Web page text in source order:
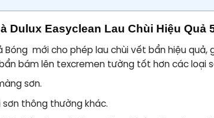
Dulux Easyclean Lau Chùi Hiệu Quả
Bóng mới cho phép lau chùi vết bẩn hiệu
bám lên texcremen tường tốt hơn các loại
sơn.
sơn thông thường khác.